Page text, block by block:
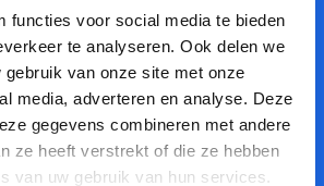
functies voor social media te bieden
te analyseren. Ook delen we
gebruik van onze site met onze
media, adverteren en analyse. Deze
gegevens combineren met andere
ze heeft verstrekt of die ze hebben
van uw gebruik van hun services.
een persoonlijk en
bundelt informatie uit gesprekken,
en zet dit om in een helder en